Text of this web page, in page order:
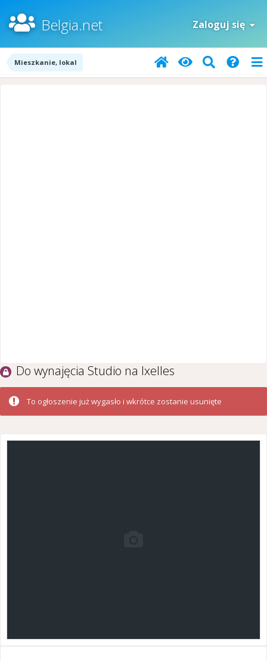
Belgia.net Zaloguj się
Mieszkanie, lokal
Do wynajęcia Studio na Ixelles
To ogłoszenie już wygasło i wkrótce zostanie usunięte